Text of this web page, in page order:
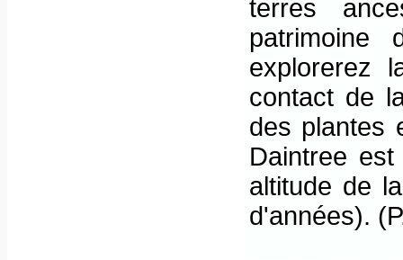
terres
patrimoine
explorerez
contact de
des plantes
Daintree
altitude de
d'années).